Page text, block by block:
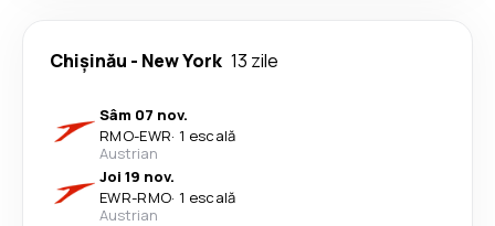
Chişinău - New York 13 zile
Sâm 07 nov.
RMO-EWR· 1 escală
Austrian
Joi 19 nov.
EWR-RMO· 1 escală
Austrian